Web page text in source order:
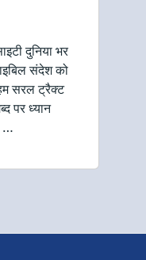
दुनिया भर
संदेश को
सरल ट्रैक्ट
पर ध्यान
…